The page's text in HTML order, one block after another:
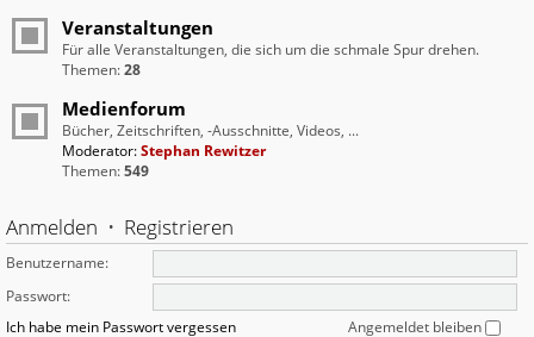
Veranstaltungen
Für alle Veranstaltungen, die sich um die schmale Spur drehen.
Themen:28
Medienforum
Bücher, Zeitschriften, -Ausschnitte, Videos, ...
Moderator:Stephan Rewitzer
Themen:549
Anmelden • Registrieren
Benutzername:
Passwort:
Ich habe mein Passwort vergessen
Angemeldet bleiben